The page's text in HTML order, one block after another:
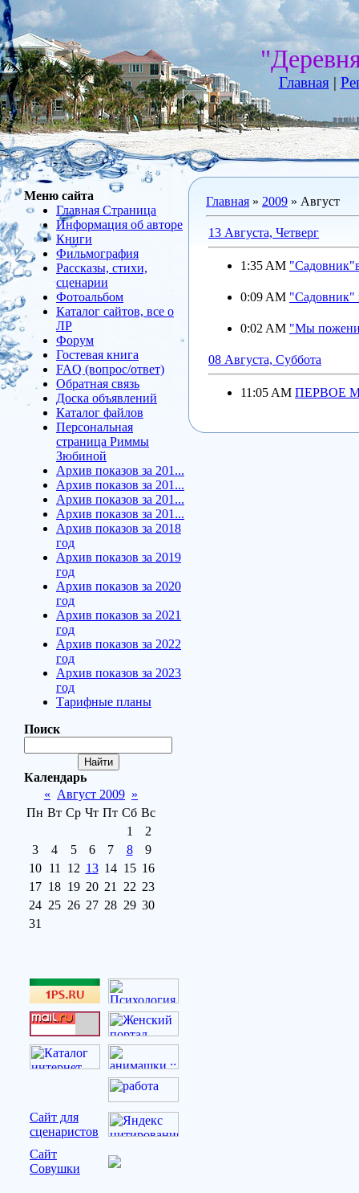
Главная|
Меню сайта
Главная Страница
Информация об авторе
Книги
Фильмография
Рассказы, стихи,
сценарии
Фотоальбом
Каталог сайтов, все о
ЛР
Форум
Гостевая книга
FAQ (вопрос/ответ)
Обратная связь
Доска объявлений
Каталог файлов
Персональная
страница Риммы
Зюбиной
Архив показов за 201...
Архив показов за 201...
Архив показов за 201...
Архив показов за 201...
Архив показов за 2018
год
Архив показов за 2019
год
Архив показов за 2020
год
Архив показов за 2021
год
Архив показов за 2022
год
Архив показов за 2023
год
Тарифные планы
Поиск
Календарь
« Август 2009 »
Пн Вт Ср Чт Пт Сб Вс
1
2
3
4 5 6 7 8
9
10
11 12 13 14 15 16
17 18 19 20 21 22 23
24 25 26 27 28 29 30
31
Сайт для
сценаристов
Сайт
Совушки
Главная » 2009 » Август
13 Августа, Четверг
1:35 AM
0:09 AM "Садовник"
0:02 AM "Мы
08 Августа, Суббота
11:05 AM ПЕРВОЕ